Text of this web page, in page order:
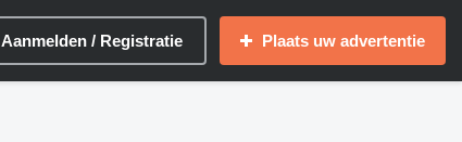
Aanmelden / Registratie Plaats uw advertentie